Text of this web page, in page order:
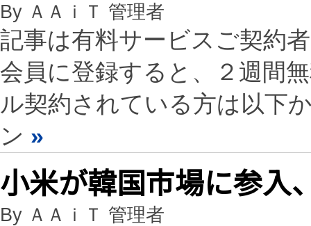
By ＡＡｉＴ 管理者
記事は有料サービスご契約
会員に登録すると、２週間
ル契約されている方は以下
ン »
小米が韓国市場に参入
By ＡＡｉＴ 管理者